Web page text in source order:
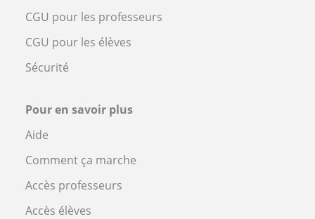
CGU pour les professeurs
CGU pour les élèves
Sécurité
Pour en savoir plus
Aide
Comment ça marche
Accès professeurs
Accès élèves